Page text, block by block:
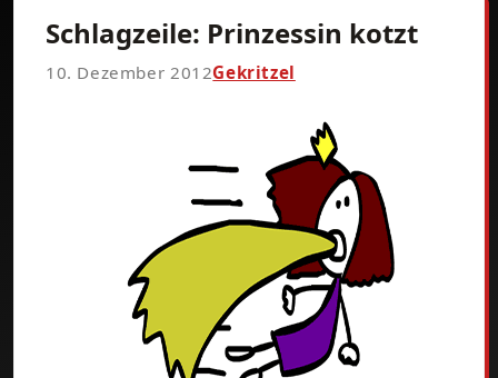
Schlagzeile: Prinzessin kotzt
10. Dezember 2012Gekritzel